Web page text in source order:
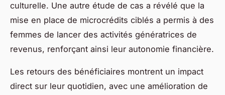
culturelle. Une autre étude de cas a révélé que la
mise en place de microcrédits ciblés a permis à des
femmes de lancer des activités génératrices de
revenus, renforçant ainsi leur autonomie financière.
Les retours des bénéficiaires montrent un impact
direct sur leur quotidien, avec une amélioration de